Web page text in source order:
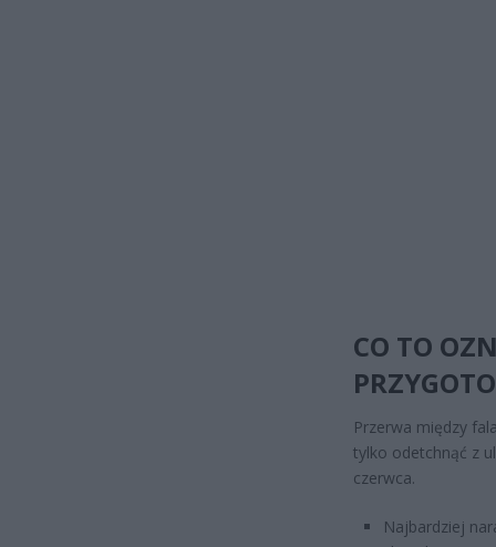
CO TO
Przerwa między
tylko odetchnąć z
czerwca.
Najbardziej